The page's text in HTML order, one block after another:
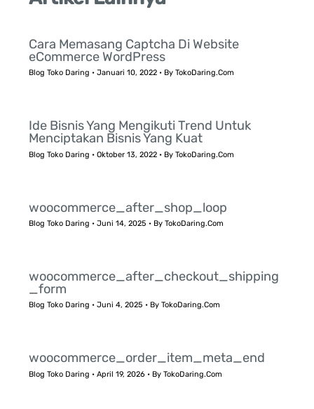
Cara Memasang Captcha Di Website
eCommerce WordPress
Blog Toko Daring •Januari 10, 2022 • ByTokoDaring.Com
Ide Bisnis Yang Mengikuti Trend Untuk
Menciptakan Bisnis Yang Kuat
Blog Toko Daring •Oktober 13, 2022 • ByTokoDaring.Com
woocommerce_after_shop_loop
Blog Toko Daring •Juni 14, 2025 • ByTokoDaring.Com
woocommerce_after_checkout_shipping
_form
Blog Toko Daring •Juni 4, 2025 • ByTokoDaring.Com
woocommerce_order_item_meta_end
Blog Toko Daring •April 19, 2026 • ByTokoDaring.Com